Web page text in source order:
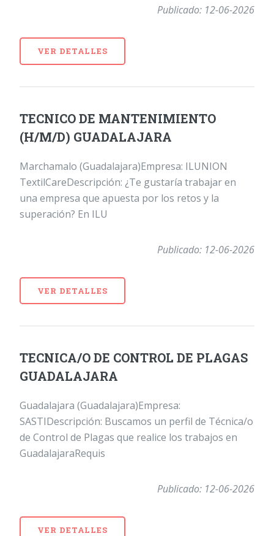
Publicado: 12-06-2026
VER DETALLES
TECNICO DE MANTENIMIENTO
(H/M/D) GUADALAJARA
Marchamalo (Guadalajara)Empresa: ILUNION
TextilCareDescripción: ¿Te gustaría trabajar en
una empresa que apuesta por los retos y la
superación? En ILU
Publicado: 12-06-2026
VER DETALLES
TECNICA/O DE CONTROL DE PLAGAS
GUADALAJARA
Guadalajara (Guadalajara)Empresa:
SASTIDescripción: Buscamos un perfil de Técnica/o
de Control de Plagas que realice los trabajos en
GuadalajaraRequis
Publicado: 12-06-2026
VER DETALLES